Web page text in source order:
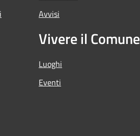
Avvisi
Vivere il Comune
Luoghi
Eventi